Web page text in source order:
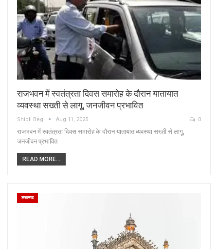
राजभवन में स्वतंत्रता दिवस समारोह के दौरान यातायात
व्यवस्था सख्ती से लागू, जनजीवन प्रभावित
Shibli Beg Aug 11, 2025 0
राजभवन में स्वतंत्रता दिवस समारोह के दौरान यातायात व्यवस्था सख्ती से लागू,
जनजीवन प्रभावित
READ MORE...
लखनऊ